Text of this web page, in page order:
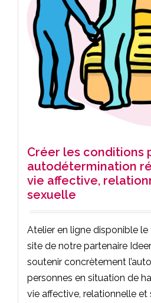
Créer les conditions
autodétermination
vie affective,
sexuelle
Atelier en ligne disponible
site de notre partenaire
soutenir concrètement
personnes en situation de
vie affective, relationnelle et